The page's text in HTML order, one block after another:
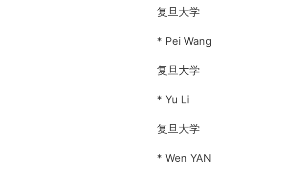
复旦大学
* Pei Wang
复旦大学
* Yu Li
复旦大学
* Wen YAN